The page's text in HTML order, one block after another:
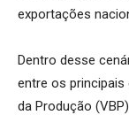
exportações
Dentro desse
entre os
da Produção